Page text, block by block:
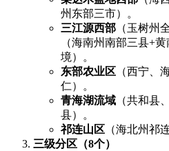
州东部三市）。
​三江源西部​ （玉树州
（海南州南部三县+
境）。
​东部农业区​ （西宁、
仁）。
​青海湖流域​ （共和县
县）。
​祁连山区​ （海北州祁
​三级分区（8个）​